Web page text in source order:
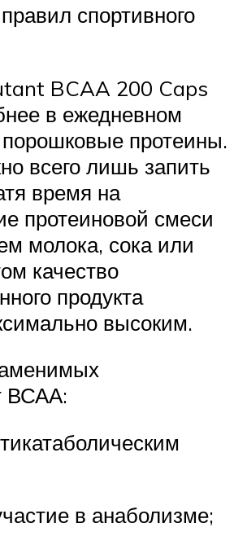
спортивного
BCAA 200 Caps
в ежедневном
протеины.
всего лишь запить
время на
протеиновой смеси
молока, сока или
качество
продукта
высоким.
ВСАА:
в анаболизме;